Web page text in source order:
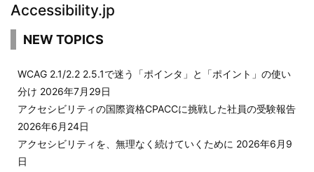
Accessibility.jp
NEW TOPICS
WCAG 2.1/2.2 2.5.1で迷う「ポインタ」と「ポイント」の使い
分け 2026年7月29日
アクセシビリティの国際資格CPACCに挑戦した社員の受験報告
2026年6月24日
アクセシビリティを、無理なく続けていくために 2026年6月9
日